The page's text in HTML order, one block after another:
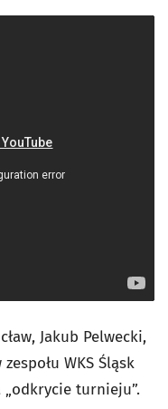
Jakub Pelwecki,
WKS Śląsk
„odkrycie turnieju”.